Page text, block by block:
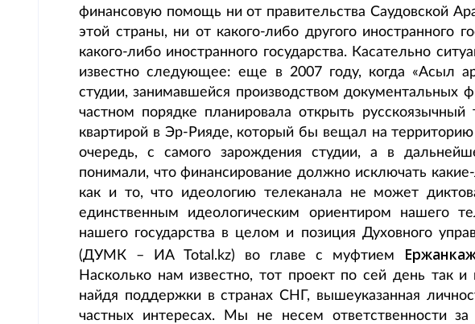
финансовую помощь ни от правительства Саудовской
этой страны, ни от какого-либо другого иностранного
какого-либо иностранного государства. Касательно
известно следующее: еще в 2007 году, когда «Асыл
студии, занимавшейся производством документальных
частном порядке планировала открыть
квартирой в Эр-Рияде, который бы вещал на
очередь, с самого зарождения студии, а в
понимали, что финансирование должно исключать
как и то, что идеологию телеканала не может
единственным идеологическим ориентиром нашего
нашего государства в целом и позиция Духовного
(ДУМК – ИА Total.kz) во главе с муфтием
Насколько нам известно, тот проект по сей день так
найдя поддержки в странах СНГ, вышеуказанная
частных интересах. Мы не несем ответственности